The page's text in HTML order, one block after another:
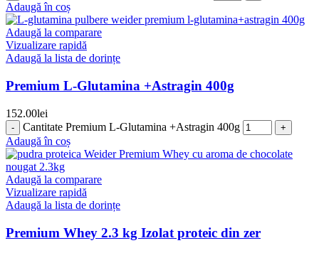
Adaugă în coș
Adaugă la comparare
Vizualizare rapidă
Adaugă la lista de dorințe
Premium L-Glutamina +Astragin 400g
152.00lei
Cantitate Premium L-Glutamina +Astragin 400g
Adaugă în coș
Adaugă la comparare
Vizualizare rapidă
Adaugă la lista de dorințe
Premium Whey 2.3 kg Izolat proteic din zer